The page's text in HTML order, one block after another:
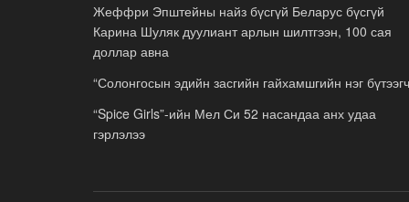
Жеффри Эпштейны найз бүсгүй Беларус бүсгүй
Карина Шуляк дуулиант арлын шилтгээн, 100 сая
доллар авна
“Солонгосын эдийн засгийн гайхамшгийн нэг
“Spice Girls”-ийн Мел Си 52 насандаа анх удаа
гэрлэлээ